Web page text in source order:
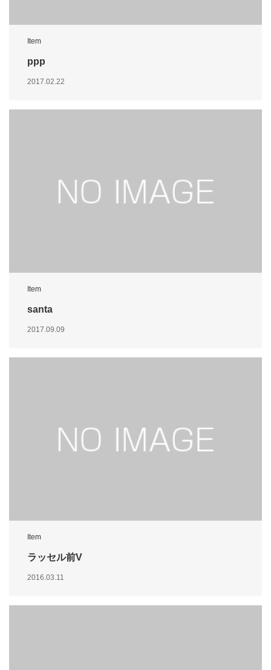
Item
ppp
2017.02.22
Item
santa
2017.09.09
Item
ラッセル前V
2016.03.11